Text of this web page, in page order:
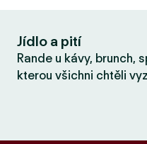
Jídlo a pití
Rande u kávy, brunch,
kterou všichni chtěli